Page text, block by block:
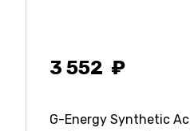
3 552
G-Energy Synthetic